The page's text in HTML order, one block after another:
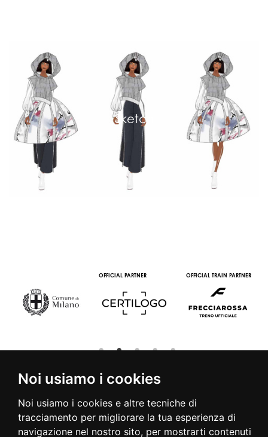
Noi usiamo i cookies
Noi usiamo i cookies e altre tecniche di
tracciamento per migliorare la tua esperienza di
navigazione nel nostro sito, per mostrarti contenuti
Sketch
OFFICIAL PARTNER OFFICIAL TRAIN PARTNER
© 2016 | PIAZZA DUOMO, 31 - 20122 MILANO - TEL +39.02.7771081
- FAX +39.02.77710850 -
CAMERAMODA@CAMERAMODA.IT
APP